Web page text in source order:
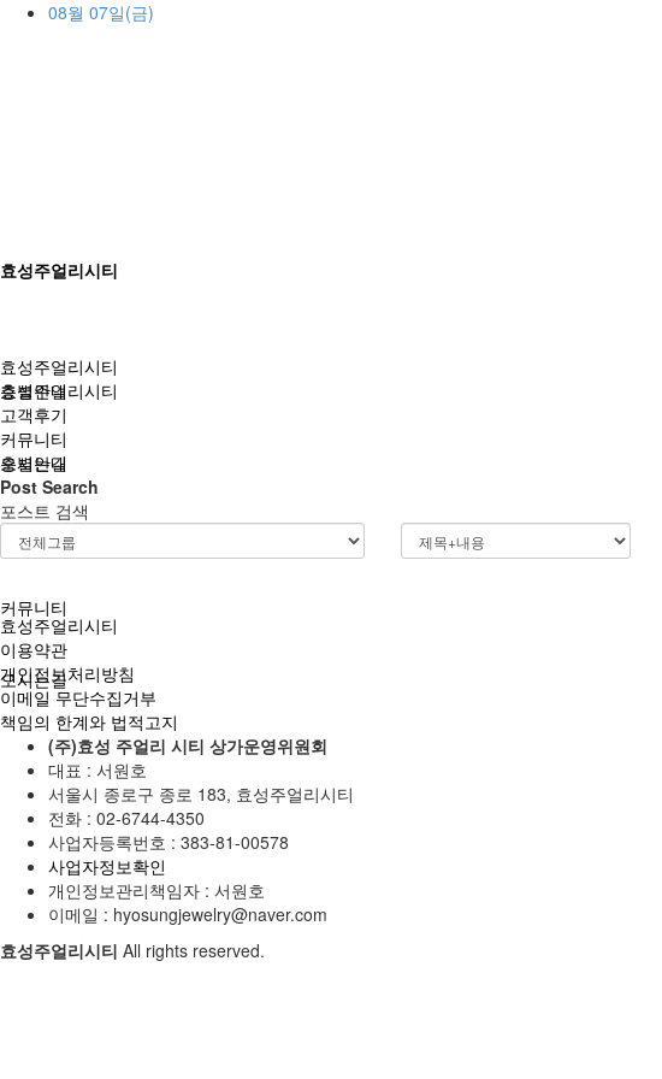
08월 07일(금)
효성주얼리시티
효성주얼리시티
층별안내
고객후기
커뮤니티
오시는길
효성주얼리시티
층별안내
고객후기
커뮤니티
오시는길
Post Search
포스트 검색
효성주얼리시티
이용약관
개인정보처리방침
이메일 무단수집거부
책임의 한계와 법적고지
(주)효성 주얼리 시티 상가운영위원회
대표 : 서원호
서울시 종로구 종로 183, 효성주얼리시티
전화 : 02-6744-4350
사업자등록번호 : 383-81-00578
사업자정보확인
개인정보관리책임자 : 서원호
이메일 : hyosungjewelry@naver.com
효성주얼리시티 All rights reserved.